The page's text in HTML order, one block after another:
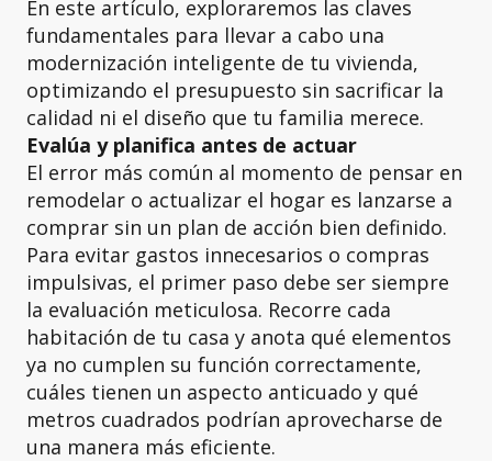
En este artículo, exploraremos las claves
fundamentales para llevar a cabo una
modernización inteligente de tu vivienda,
optimizando el presupuesto sin sacrificar la
calidad ni el diseño que tu familia merece.
Evalúa y planifica antes de actuar
El error más común al momento de pensar en
remodelar o actualizar el hogar es lanzarse a
comprar sin un plan de acción bien definido.
Para evitar gastos innecesarios o compras
impulsivas, el primer paso debe ser siempre
la evaluación meticulosa. Recorre cada
habitación de tu casa y anota qué elementos
ya no cumplen su función correctamente,
cuáles tienen un aspecto anticuado y qué
metros cuadrados podrían aprovecharse de
una manera más eficiente.